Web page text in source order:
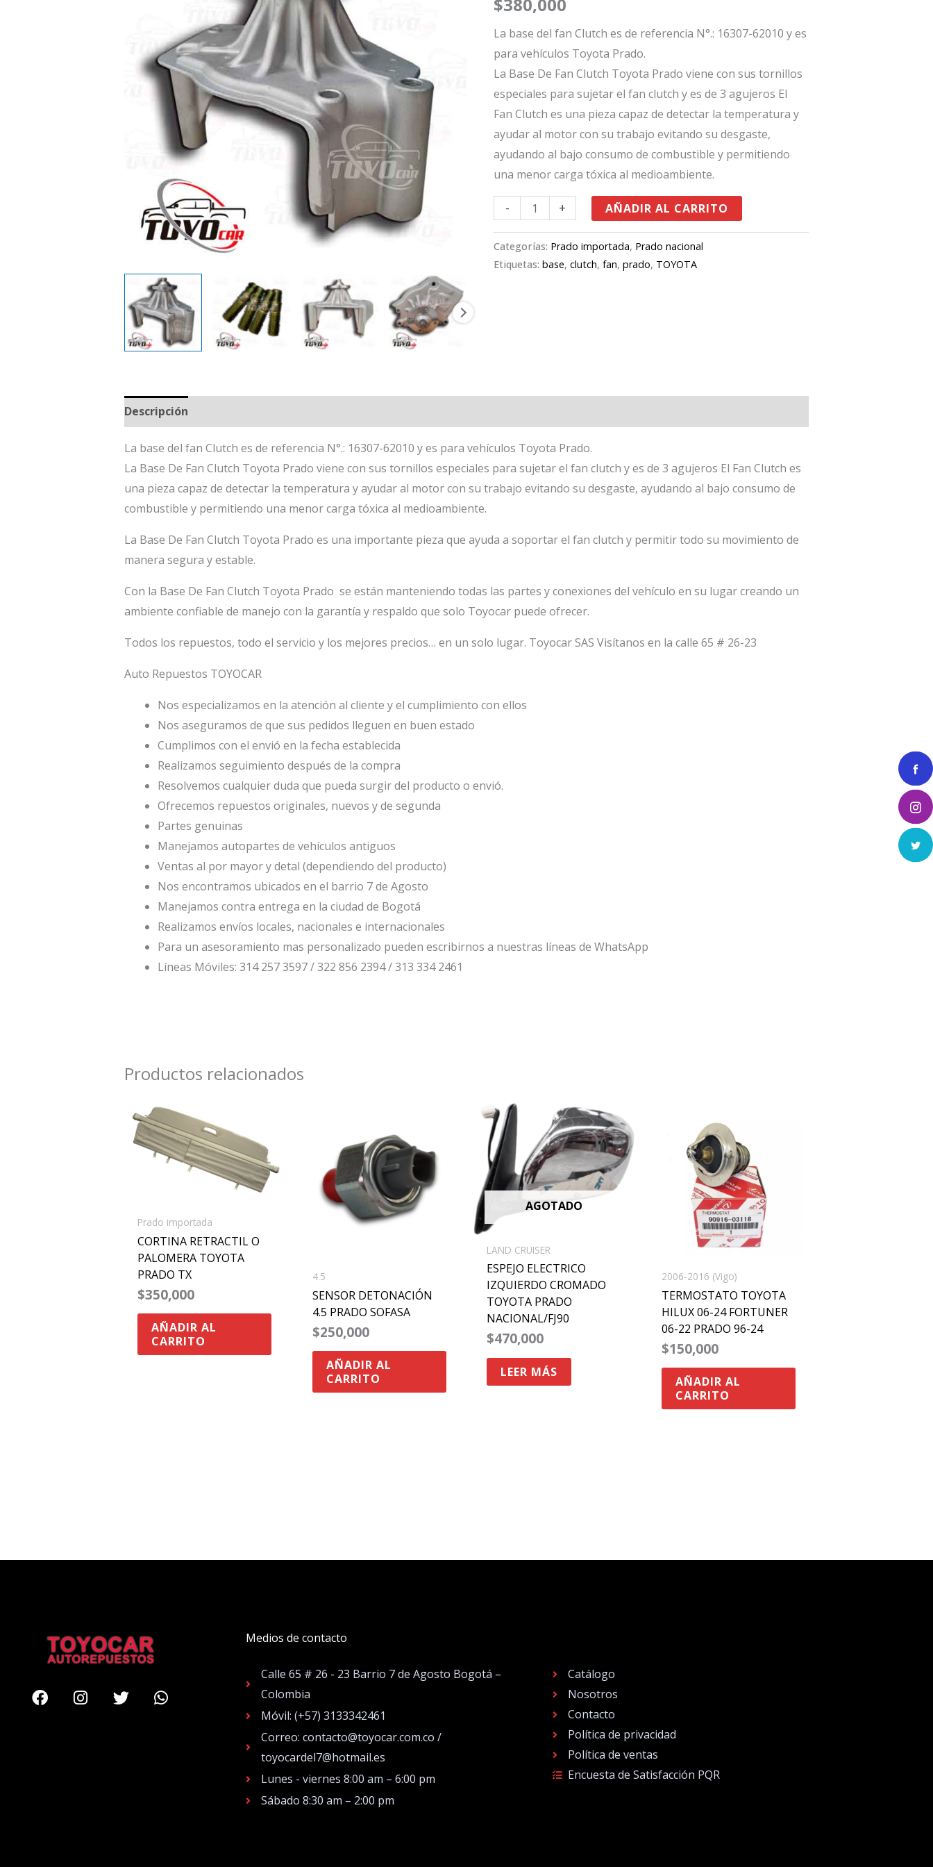
$380,000
La base del fan Clutch es de referencia N°.: 16307-62010 y es
para vehículos Toyota Prado.
La Base De Fan Clutch Toyota Prado viene con sus tornillos
especiales para sujetar el fan clutch y es de 3 agujeros El
Fan Clutch es una pieza capaz de detectar la temperatura y
ayudar al motor con su trabajo evitando su desgaste,
ayudando al bajo consumo de combustible y permitiendo
una menor carga tóxica al medioambiente.
-
Toyota
Prado
cantidad
+ AÑADIR AL CARRITO
Categorías: Prado importada, Prado nacional
Etiquetas:base,clutch,fan,prado, TOYOTA
Descripción
La base del fan Clutch es de referencia N°.: 16307-62010 y es para vehículos Toyota Prado.
La Base De Fan Clutch Toyota Prado viene con sus tornillos especiales para sujetar el fan clutch y es de 3 agujeros El Fan Clutch es
una pieza capaz de detectar la temperatura y ayudar al motor con su trabajo evitando su desgaste, ayudando al bajo consumo de
combustible y permitiendo una menor carga tóxica al medioambiente.
La Base De Fan Clutch Toyota Prado es una importante pieza que ayuda a soportar el fan clutch y permitir todo su movimiento de
manera segura y estable.
Con la Base De Fan Clutch Toyota Prado se están manteniendo todas las partes y conexiones del vehículo en su lugar creando un
ambiente confiable de manejo con la garantía y respaldo que solo Toyocar puede ofrecer.
Todos los repuestos, todo el servicio y los mejores precios… en un solo lugar. Toyocar SAS Visítanos en la calle 65 # 26-23
Auto Repuestos TOYOCAR
Nos especializamos en la atención al cliente y el cumplimiento con ellos
Nos aseguramos de que sus pedidos lleguen en buen estado
Cumplimos con el envió en la fecha establecida
Realizamos seguimiento después de la compra
Resolvemos cualquier duda que pueda surgir del producto o envió.
Ofrecemos repuestos originales, nuevos y de segunda
Partes genuinas
Manejamos autopartes de vehículos antiguos
Ventas al por mayor y detal (dependiendo del producto)
Nos encontramos ubicados en el barrio 7 de Agosto
Manejamos contra entrega en la ciudad de Bogotá
Realizamos envíos locales, nacionales e internacionales
Para un asesoramiento mas personalizado pueden escribirnos a nuestras líneas de WhatsApp
Líneas Móviles: 314 257 3597 / 322 856 2394 / 313 334 2461
Productos relacionados
Prado importada
CORTINA RETRACTIL O
PALOMERA TOYOTA
PRADO TX
$350,000
AÑADIR AL
CARRITO
4.5
SENSOR DETONACIÓN
4.5 PRADO SOFASA
$250,000
AÑADIR AL
CARRITO
AGOTADO
LAND CRUISER
ESPEJO ELECTRICO
IZQUIERDO CROMADO
TOYOTA PRADO
NACIONAL/FJ90
$470,000
LEER MÁS
2006-2016 (Vigo)
TERMOSTATO TOYOTA
HILUX 06-24 FORTUNER
06-22 PRADO 96-24
$150,000
AÑADIR AL
CARRITO
FacebookInstagram
TwitterWhatsapp
Medios de contacto
Calle 65 # 26 - 23 Barrio 7 de Agosto Bogotá –
Colombia
Móvil: (+57) 3133342461
Correo: contacto@toyocar.com.co /
toyocardel7@hotmail.es
Lunes - viernes 8:00 am – 6:00 pm
Sábado 8:30 am – 2:00 pm
Catálogo
Nosotros
Contacto
Política de privacidad
Política de ventas
Encuesta de Satisfacción PQR